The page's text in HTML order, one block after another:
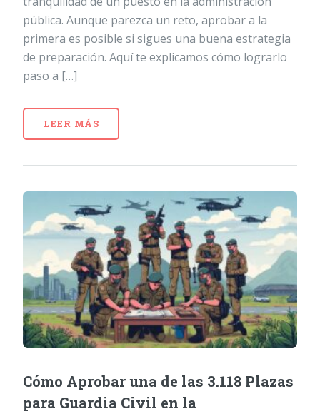
pública. Aunque parezca un reto, aprobar a la
primera es posible si sigues una buena estrategia
de preparación. Aquí te explicamos cómo lograrlo
paso a […]
LEER MÁS
Cómo Aprobar una de las 3.118 Plazas
para Guardia Civil en la